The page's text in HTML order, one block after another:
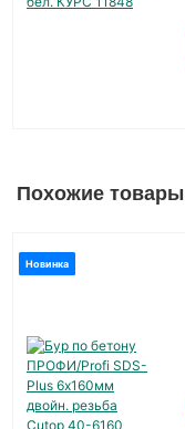
Похожие товары
Новинка